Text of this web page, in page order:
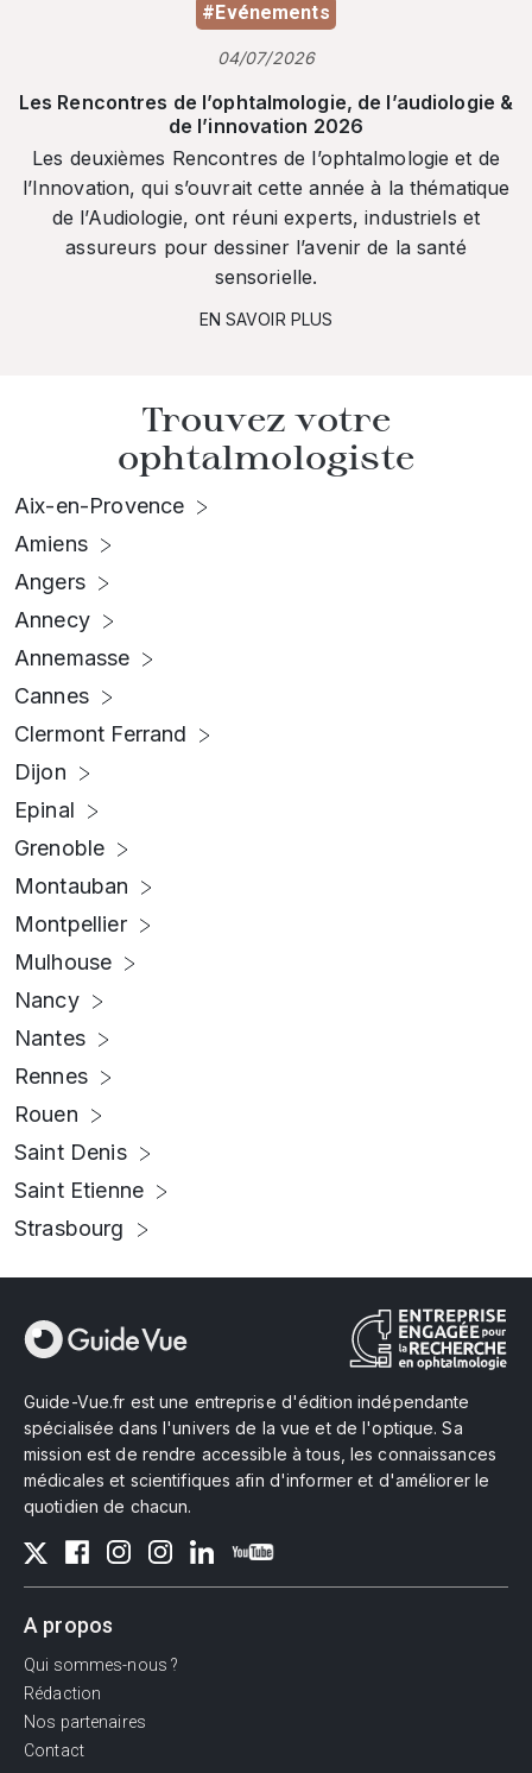
#Evénements
04/07/2026
Les Rencontres de l’ophtalmologie, de l’audiologie &
de l’innovation 2026
Les deuxièmes Rencontres de l’ophtalmologie et de
l’Innovation, qui s’ouvrait cette année à la thématique
de l’Audiologie, ont réuni experts, industriels et
assureurs pour dessiner l’avenir de la santé
sensorielle.
EN SAVOIR PLUS
Trouvez votre
ophtalmologiste
Aix-en-Provence
Amiens
Angers
Annecy
Annemasse
Cannes
Clermont Ferrand
Dijon
Epinal
Grenoble
Montauban
Montpellier
Mulhouse
Nancy
Nantes
Rennes
Rouen
Saint Denis
Saint Etienne
Strasbourg
Guide-Vue.fr est une entreprise d'édition indépendante
spécialisée dans l'univers de la vue et de l'optique. Sa
mission est de rendre accessible à tous, les connaissances
médicales et scientifiques afin d'informer et d'améliorer le
quotidien de chacun.
A propos
Qui sommes-nous ?
Rédaction
Nos partenaires
Contact